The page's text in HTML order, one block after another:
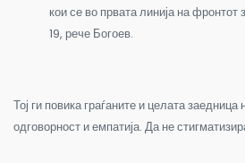
кои се во првата линија на
19, рече Богоев.
Тој ги повика граѓаните и целата
одговорност и емпатија. Да не